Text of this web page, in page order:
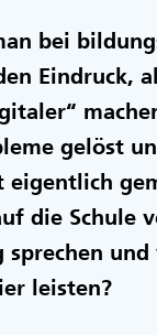
bei
Eindruck,
gelöst
eigentlich
die Schule
und
leisten?